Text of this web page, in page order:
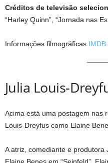
Créditos de televisão
“Harley Quinn”, “Jornada nas
Informações filmográficas IMDB
Julia Louis-
Acima está uma postagem nas
Louis-Dreyfus como Elaine
A atriz, comediante e produtora